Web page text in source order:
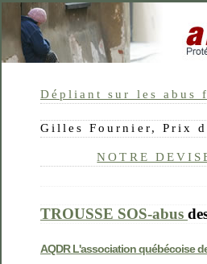
Dépliant sur les abus
Gilles Fournier, Prix
NOTRE
TROUSSE SOS-abus
AQDR L'association québécoise